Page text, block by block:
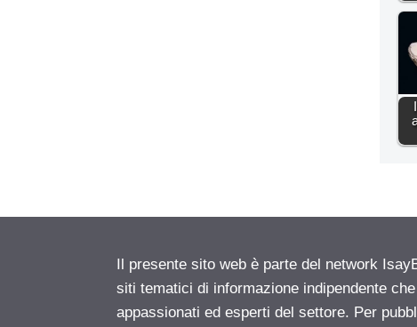
Il presente sito web è parte del network
siti tematici di informazione indipendente
appassionati ed esperti del settore. Per